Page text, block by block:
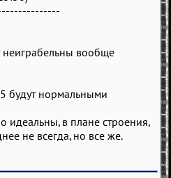
неиграбельны вообще
будут нормальными
идеальны, в плане строения,
не всегда, но все же.